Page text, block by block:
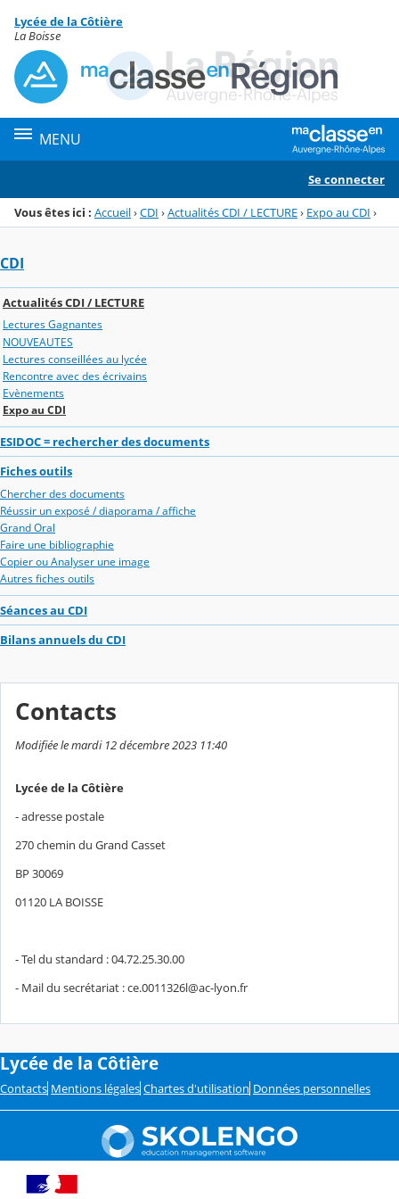
Menu de la rubrique
Contenu
Lycée de la Côtière
La Boisse
MENU
Se connecter
Vous êtes ici : Accueil›CDI ›Actualités CDI / LECTURE› Expo au CDI ›
CDI
Actualités CDI / LECTURE
Lectures Gagnantes
NOUVEAUTES
Lectures conseillées au lycée
Rencontre avec des écrivains
Evènements
Expo au CDI
ESIDOC = rechercher des documents
Fiches outils
Chercher des documents
Réussir un exposé / diaporama / affiche
Grand Oral
Faire une bibliographie
Copier ou Analyser une image
Autres fiches outils
Séances au CDI
Bilans annuels du CDI
Contacts
Modifiée le mardi 12 décembre 2023 11:40
Lycée de la Côtière
- adresse postale
270 chemin du Grand Casset
BP 30069
01120 LA BOISSE
- Tel du standard : 04.72.25.30.00
- Mail du secrétariat : ce.0011326l@ac-lyon.fr
Lycée de la Côtière
Contacts Mentions légales Chartes d'utilisation Données personnelles